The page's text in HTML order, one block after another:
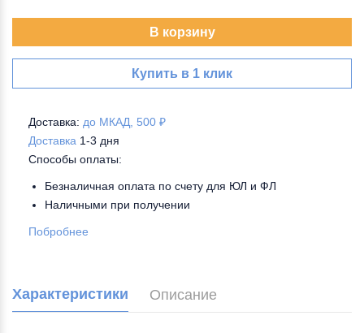
В корзину
Купить в 1 клик
Доставка: до МКАД, 500 ₽
Доставка 1-3 дня
Способы оплаты:
Безналичная оплата по счету для ЮЛ и ФЛ
Наличными при получении
Побробнее
Характеристики Описание